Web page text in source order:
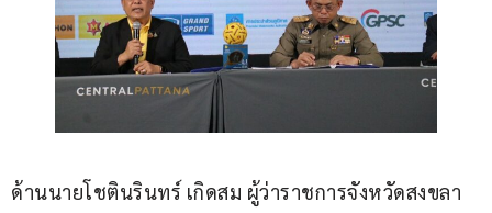
ด้านนายโชตินรินทร์ เกิดสม ผู้ว่าราชการจังหวัดสงขลา